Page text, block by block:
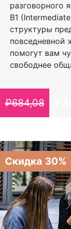
разговорного
B1
структуры
повседневной
помогут вам
свободнее
₽684,08
Скидка 30%